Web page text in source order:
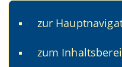
zur
zum